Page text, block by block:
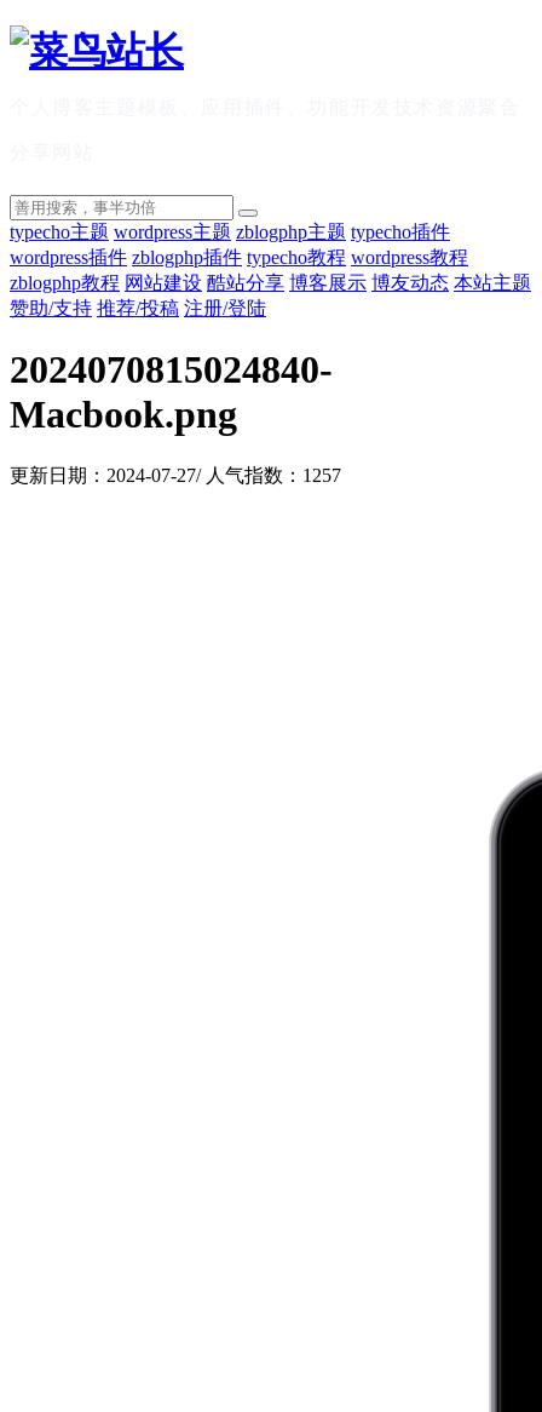
typecho主题 wordpress主题 zblogphp主题 typecho插件
wordpress插件 zblogphp插件 typecho教程 wordpress教程
zblogphp教程 网站建设 酷站分享 博客展示 博友动态 本站主题
赞助/支持 推荐/投稿 注册/登陆
2024070815024840-
Macbook.png
更新日期：2024-07-27/ 人气指数：1257